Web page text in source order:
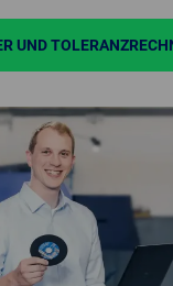
UND